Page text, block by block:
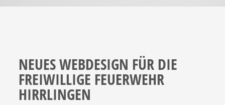
NEUES WEBDESIGN FÜR DIE
FREIWILLIGE FEUERWEHR
HIRRLINGEN